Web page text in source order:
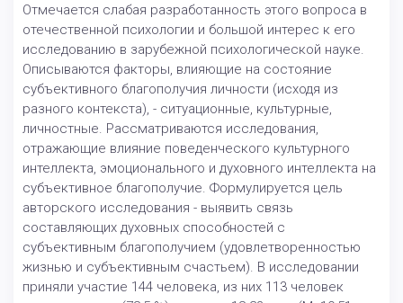
Отмечается слабая разработанность этого вопроса в
отечественной психологии и большой интерес к его
исследованию в зарубежной психологической науке.
Описываются факторы, влияющие на состояние
субъективного благополучия личности (исходя из
разного контекста), - ситуационные, культурные,
личностные. Рассматриваются исследования,
отражающие влияние поведенческого культурного
интеллекта, эмоционального и духовного интеллекта на
субъективное благополучие. Формулируется цель
авторского исследования - выявить связь
составляющих духовных способностей с
субъективным благополучием (удовлетворенностью
жизнью и субъективным счастьем). В исследовании
приняли участие 144 человека, из них 113 человек